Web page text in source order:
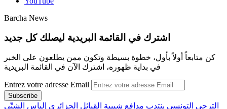
Barcha News
اشترك في القائمة البريدية ليصلك كل جديد
كن متابعاً أولاً بأول، خطوة بسيطة وتكون ممن يطلعون على الخبر
في بداية ظهوره، اشترك الآن في القائمة البريدية
Entrez votre adresse Email
الترجي التونسي ينتدب مدافع شبيبة القبائل الجزائري إلياس الشتّي